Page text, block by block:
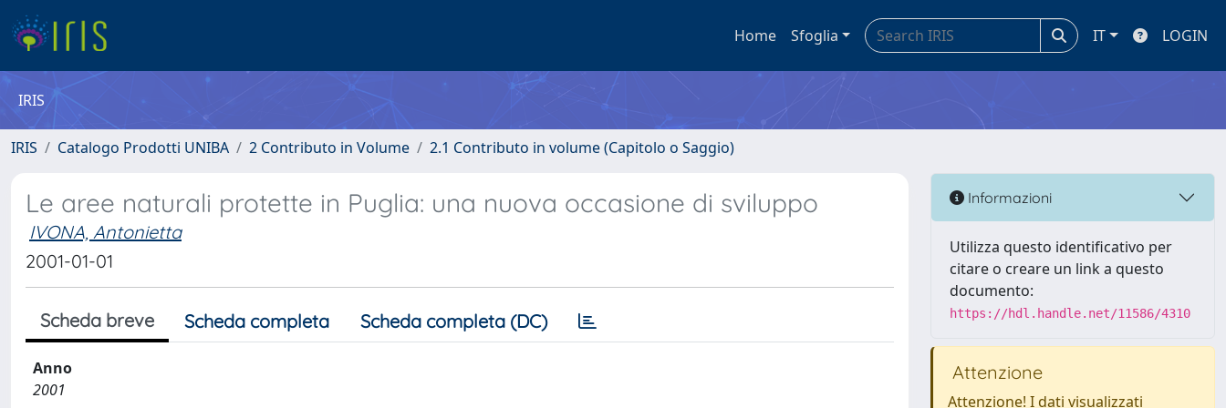
Home Sfoglia IT LOGIN
IRIS
IRIS Catalogo Prodotti UNIBA 2 Contributo in Volume 2.1 Contributo in volume (Capitolo o Saggio)
Le aree naturali protette in Puglia: una nuova occasione di sviluppo
IVONA, Antonietta
2001-01-01
Scheda breve Scheda completa Scheda completa (DC)
Anno
2001
Informazioni
Utilizza questo identificativo per
citare o creare un link a questo
documento:
https://hdl.handle.net/11586/4310
Attenzione
Attenzione! I dati visualizzati